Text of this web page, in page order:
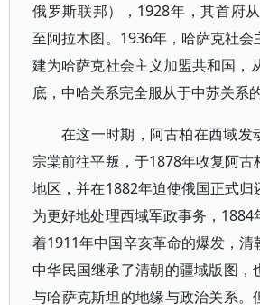
俄罗斯联邦），1928年，其首府
至阿拉木图。1936年，哈萨克社会
建为哈萨克社会主义加盟共和国，
底，中哈关系完全服从于中苏关系
在这一时期，阿古柏在西域发
宗棠前往平叛，于1878年收复阿古
地区，并在1882年迫使俄国正式归
为更好地处理西域军政事务，
着1911年中国辛亥革命的爆发，清
中华民国继承了清朝的疆域版图，
与哈萨克斯坦的地缘与政治关系。